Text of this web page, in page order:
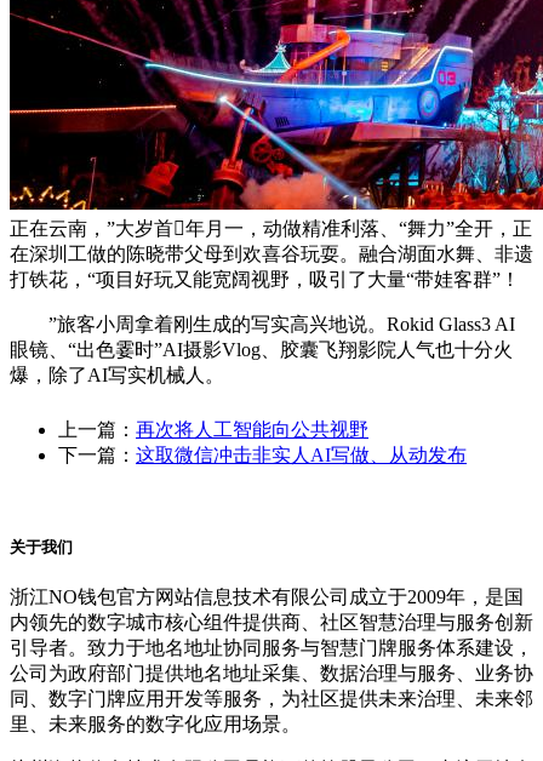
正在云南，”大岁首年月一，动做精准利落、“舞力”全开，正
在深圳工做的陈晓带父母到欢喜谷玩耍。融合湖面水舞、非遗
打铁花，“项目好玩又能宽阔视野，吸引了大量“带娃客群”！
”旅客小周拿着刚生成的写实高兴地说。Rokid Glass3 AI
眼镜、“出色霎时”AI摄影Vlog、胶囊飞翔影院人气也十分火
爆，除了AI写实机械人。
上一篇： 再次将人工智能向公共视野
下一篇： 这取微信冲击非实人AI写做、从动发布
关于我们
浙江NO钱包官方网站信息技术有限公司成立于2009年，是国
内领先的数字城市核心组件提供商、社区智慧治理与服务创新
引导者。致力于地名地址协同服务与智慧门牌服务体系建设，
公司为政府部门提供地名地址采集、数据治理与服务、业务协
同、数字门牌应用开发等服务，为社区提供未来治理、未来邻
里、未来服务的数字化应用场景。